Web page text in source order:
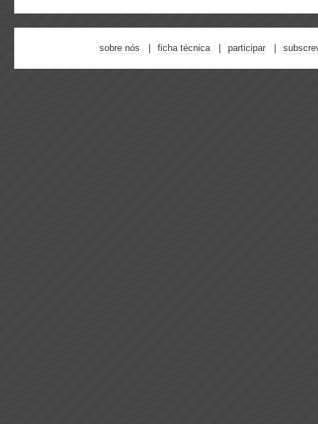
sobre nós ficha técnica participar